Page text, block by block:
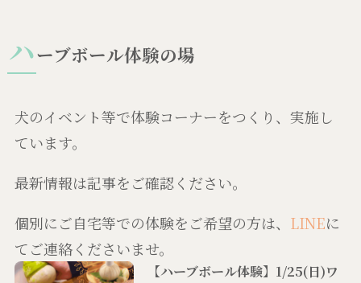
ハーブボール体験の場
犬のイベント等で体験コーナーをつくり、実施し
ています。
最新情報は記事をご確認ください。
個別にご自宅等での体験をご希望の方は、 LINEに
てご連絡くださいませ。
【ハーブボール体験】1/25(日)ワ